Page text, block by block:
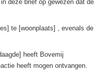
deze brief op gewezen dat de
te [woonplaats] , evenals de
heeft Bovemij
heeft mogen ontvangen.